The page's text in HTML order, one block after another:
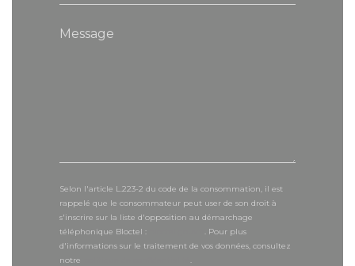
Selon l'article L.223-2 du code de la consommation, il est
rappelé que le consommateur peut user de son droit à
s'inscrire sur la liste d'opposition au démarchage
téléphonique Bloctel :
. Pour plus
d'informations sur le traitement de vos données, consultez
notre
.